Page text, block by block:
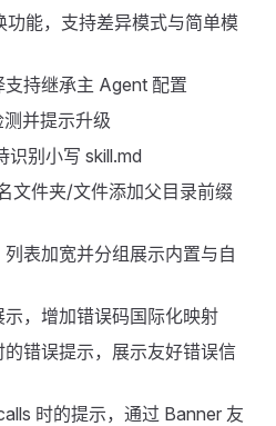
能，支持差异模式与简单模
持继承主 Agent 配置
并提示升级
识别小写 skill.md
文件夹/文件添加父目录前缀
表加宽并分组展示内置与自
，增加错误码国际化映射
错误提示，展示友好错误信
时的提示，通过 Banner 友